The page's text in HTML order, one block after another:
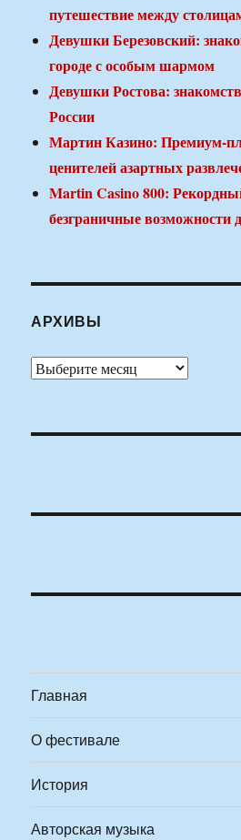
путешествие между
Девушки Березовский:
городе с особым шармом
Девушки Ростова:
России
Мартин Казино: Премиум-
ценителей азартных
Martin Casino 800:
безграничные
АРХИВЫ
Архивы
Главная
О фестивале
История
Авторская музыка